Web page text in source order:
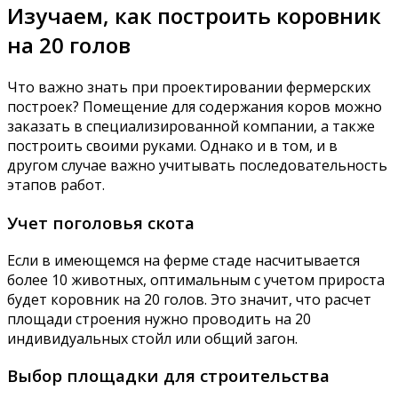
Изучаем, как построить коровник
на 20 голов
Что важно знать при проектировании фермерских
построек? Помещение для содержания коров можно
заказать в специализированной компании, а также
построить своими руками. Однако и в том, и в
другом случае важно учитывать последовательность
этапов работ.
Учет поголовья скота
Если в имеющемся на ферме стаде насчитывается
более 10 животных, оптимальным с учетом прироста
будет коровник на 20 голов. Это значит, что расчет
площади строения нужно проводить на 20
индивидуальных стойл или общий загон.
Выбор площадки для строительства